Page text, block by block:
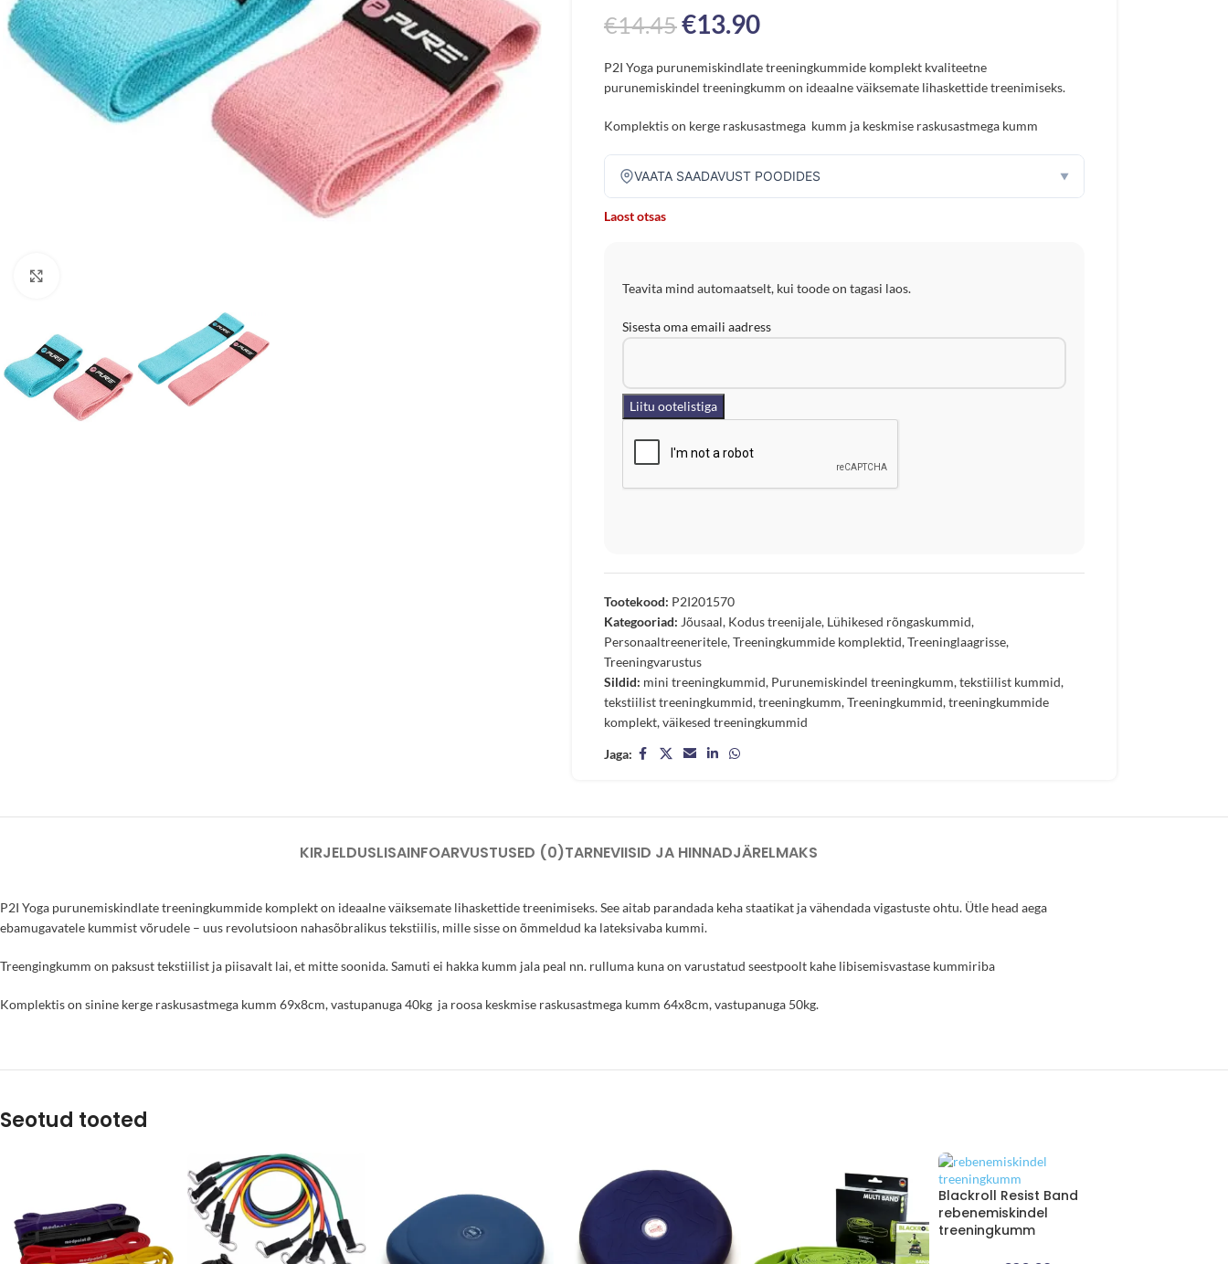
€14.45€13.90
P2I Yoga purunemiskindlate treeningkummide komplekt kvaliteetne
purunemiskindel treeningkumm on ideaalne väiksemate lihaskettide treenimiseks.
Komplektis on kerge raskusastmega kumm ja keskmise raskusastmega kumm
VAATA SAADAVUST POODIDES ▼
Laost otsas
Teavita mind automaatselt, kui toode on tagasi laos.
Sisesta oma emaili aadress
Tootekood: P2I201570
Kategooriad: Jõusaal, Kodus treenijale, Lühikesed rõngaskummid,
Personaaltreeneritele,Treeningkummide komplektid,Treeninglaagrisse,
Treeningvarustus
Sildid: mini treeningkummid, Purunemiskindel treeningkumm,tekstiilist kummid,
tekstiilist treeningkummid,treeningkumm,Treeningkummid,treeningkummide
komplekt,väikesed treeningkummid
Jaga:
KIRJELDUSLISAINFOARVUSTUSED (0)TARNEVIISID JA HINNADJÄRELMAKS
P2I Yoga purunemiskindlate treeningkummide komplekt on ideaalne väiksemate lihaskettide treenimiseks. See aitab parandada keha staatikat ja vähendada vigastuste ohtu. Ütle head aega
ebamugavatele kummist võrudele – uus revolutsioon nahasõbralikus tekstiilis, mille sisse on õmmeldud ka lateksivaba kummi.
Treengingkumm on paksust tekstiilist ja piisavalt lai, et mitte soonida. Samuti ei hakka kumm jala peal nn. rulluma kuna on varustatud seestpoolt kahe libisemisvastase kummiriba
Komplektis on sinine kerge raskusastmega kumm 69x8cm, vastupanuga 40kg ja roosa keskmise raskusastmega kumm 64x8cm, vastupanuga 50kg.
Seotud tooted
Blackroll Resist Band
rebenemiskindel
treeningkumm